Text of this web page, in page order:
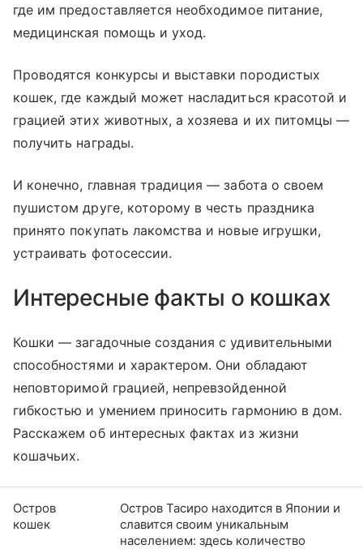
где им предоставляется необходимое питание,
медицинская помощь и уход.
Проводятся конкурсы и выставки породистых
кошек, где каждый может насладиться красотой и
грацией этих животных, а хозяева и их питомцы —
получить награды.
И конечно, главная традиция — забота о своем
пушистом друге, которому в честь праздника
принято покупать лакомства и новые игрушки,
устраивать фотосессии.
Интересные факты о кошках
Кошки — загадочные создания с удивительными
способностями и характером. Они обладают
неповторимой грацией, непревзойденной
гибкостью и умением приносить гармонию в дом.
Расскажем об интересных фактах из жизни
кошачьих.
Остров
кошек
Остров Тасиро находится в Японии и
славится своим уникальным
населением: здесь количество